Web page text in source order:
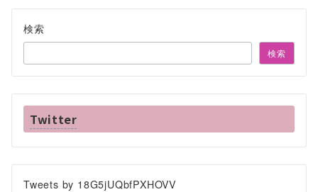
検索
検索
Twitter
Tweets by 18G5jUQbfPXHOVV